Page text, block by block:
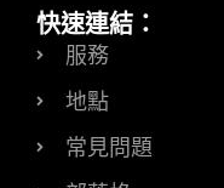
快速連結：
服務
地點
常見問題